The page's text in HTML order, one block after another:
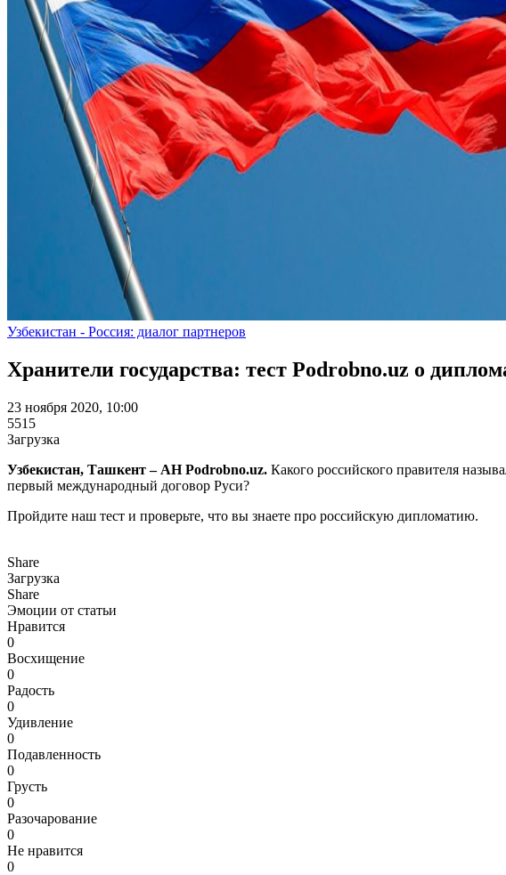
Узбекистан - Россия: диалог партнеров
Хранители государства: тест Podrobno.uz о
23 ноября 2020, 10:00
5515
Загрузка
Узбекистан, Ташкент – АН Podrobno.uz. Какого российского правителя
первый международный договор Руси?
Пройдите наш тест и проверьте, что вы знаете про российскую дипломатию.
Share
Загрузка
Share
Эмоции от статьи
Нравится
0
Восхищение
0
Радость
0
Удивление
0
Подавленность
0
Грусть
0
Разочарование
0
Не нравится
0